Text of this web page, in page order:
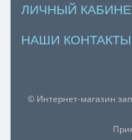
ЛИЧНЫЙ
НАШИ КОНТАКТЫ
© Интернет-магазин